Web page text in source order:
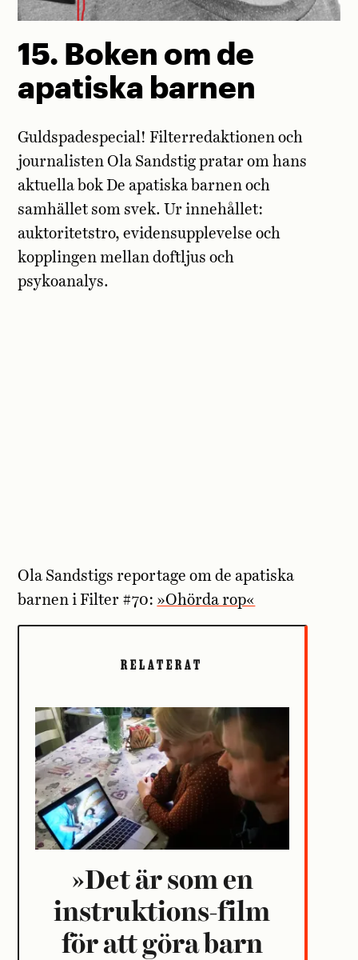
15. Boken om de
apatiska barnen
Guldspadespecial! Filterredaktionen och
journalisten Ola Sandstig pratar om hans
aktuella bok De apatiska barnen och
samhället som svek. Ur innehållet:
auktoritetstro, evidensupplevelse och
kopplingen mellan doftljus och
psykoanalys.
Ola Sandstigs reportage om de apatiska
barnen i Filter #70: »Ohörda rop«
RELATERAT
»Det är som en
instruktions-film
för att göra barn